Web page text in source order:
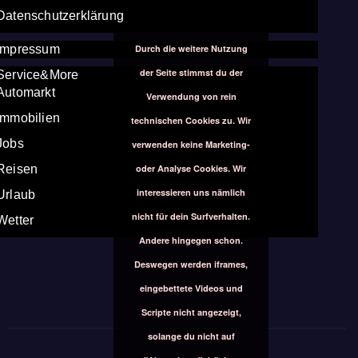
Durch die weitere Nutzung
der Seite stimmst du der
Verwendung von rein
technischen Cookies zu. Wir
verwenden keine Marketing-
oder Analyse Cookies. Wir
interessieren uns nämlich
nicht für dein Surfverhalten.
Andere hingegen schon.
Deswegen werden iframes,
eingebettete Videos und
Scripte nicht angezeigt,
solange du nicht auf